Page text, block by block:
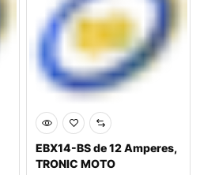
EBX14-BS de 12 Amperes,
TRONIC MOTO